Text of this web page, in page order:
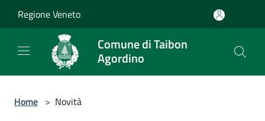
Regione Veneto
Comune di Taibon
Agordino
Home > Novità